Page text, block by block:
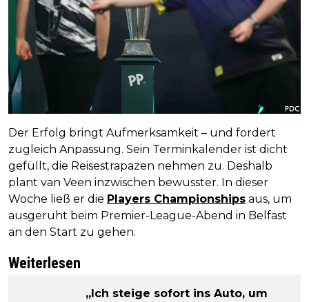
Der Erfolg bringt Aufmerksamkeit – und fordert
zugleich Anpassung. Sein Terminkalender ist dicht
gefüllt, die Reisestrapazen nehmen zu. Deshalb
plant van Veen inzwischen bewusster. In dieser
Woche ließ er die Players Championships aus, um
ausgeruht beim Premier-League-Abend in Belfast
an den Start zu gehen.
Weiterlesen
„Ich steige sofort ins Auto, um